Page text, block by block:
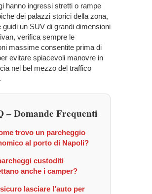
hanno ingressi stretti o rampe
dei palazzi storici della zona,
guidi un SUV di grandi dimensioni
verifica sempre le
massime consentite prima di
evitare spiacevoli manovre in
nel bel mezzo del traffico
– Domande Frequenti
trovo un parcheggio
al porto di Napoli?
custoditi
anche i camper?
lasciare l’auto per